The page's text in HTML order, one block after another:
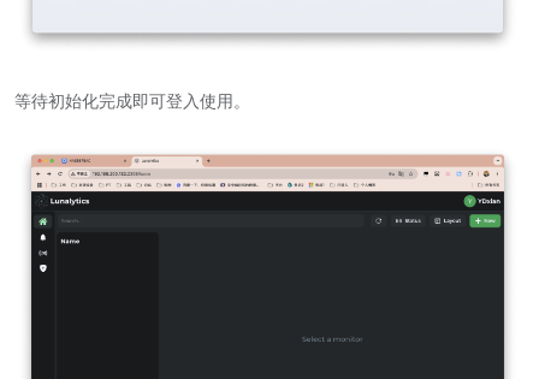
等待初始化完成即可登入使用。